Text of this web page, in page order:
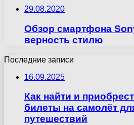
29.08.2020
Обзор смартфона
верность стилю
Последние записи
16.09.2025
Как найти и
билеты на самолёт
путешествий